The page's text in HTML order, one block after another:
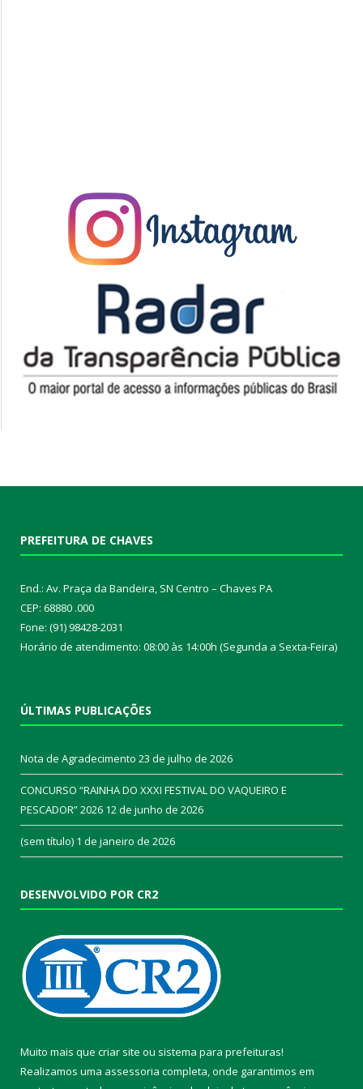
PREFEITURA DE CHAVES
End.: Av. Praça da Bandeira, SN Centro – Chaves PA
CEP: 68880 .000
Fone: (91) 98428-2031
Horário de atendimento: 08:00 às 14:00h (Segunda a Sexta-Feira)
ÚLTIMAS PUBLICAÇÕES
Nota de Agradecimento 23 de julho de 2026
CONCURSO “RAINHA DO XXXI FESTIVAL DO VAQUEIRO E
PESCADOR” 2026 12 de junho de 2026
(sem título) 1 de janeiro de 2026
DESENVOLVIDO POR CR2
Muito mais que criar site ou sistema para prefeituras!
Realizamos uma assessoria completa, onde garantimos em